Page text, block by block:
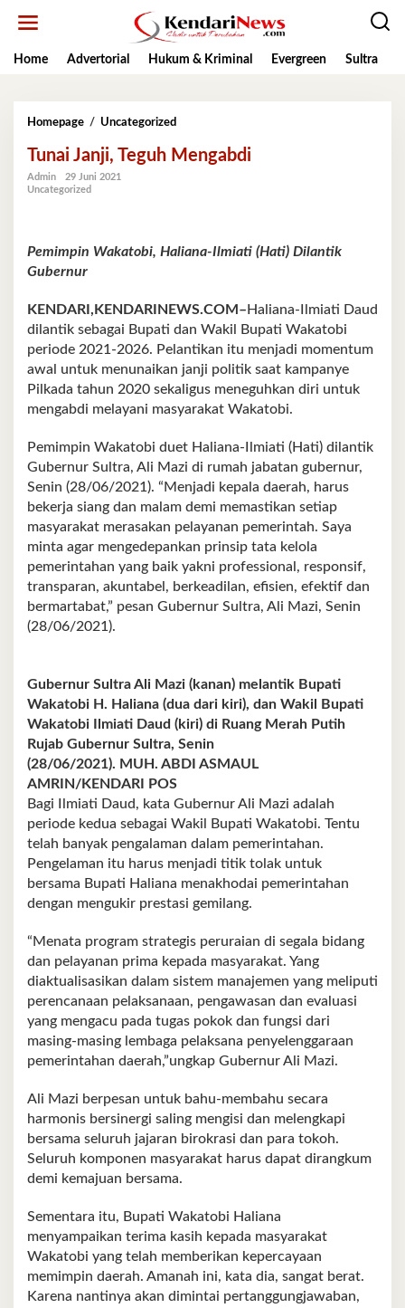
Home
Advertorial Hukum & Kriminal Evergreen Sultra
Homepage / Uncategorized
Teguh
Tunai Janji, Teguh Mengabdi
Admin
29 Juni 2021
Uncategorized
Pemimpin Wakatobi, Haliana-Ilmiati (Hati) Dilantik
Gubernur
KENDARI,KENDARINEWS.COM– Haliana-Ilmiati Daud
dilantik sebagai Bupati dan Wakil Bupati Wakatobi
periode 2021-2026. Pelantikan itu menjadi momentum
awal untuk menunaikan janji politik saat kampanye
Pilkada tahun 2020 sekaligus meneguhkan diri untuk
mengabdi melayani masyarakat Wakatobi.
Pemimpin Wakatobi duet Haliana-Ilmiati (Hati) dilantik
Gubernur Sultra, Ali Mazi di rumah jabatan gubernur,
Senin (28/06/2021). “Menjadi kepala daerah, harus
bekerja siang dan malam demi memastikan setiap
masyarakat merasakan pelayanan pemerintah. Saya
minta agar mengedepankan prinsip tata kelola
pemerintahan yang baik yakni professional, responsif,
transparan, akuntabel, berkeadilan, efisien, efektif dan
bermartabat,” pesan Gubernur Sultra, Ali Mazi, Senin
(28/06/2021).
Gubernur Sultra Ali Mazi (kanan) melantik Bupati
Wakatobi H. Haliana (dua dari kiri), dan Wakil Bupati
Wakatobi Ilmiati Daud (kiri) di Ruang Merah Putih
Rujab Gubernur Sultra, Senin
(28/06/2021). MUH. ABDI ASMAUL
AMRIN/KENDARI POS
Bagi Ilmiati Daud, kata Gubernur Ali Mazi adalah
periode kedua sebagai Wakil Bupati Wakatobi. Tentu
telah banyak pengalaman dalam pemerintahan.
Pengelaman itu harus menjadi titik tolak untuk
bersama Bupati Haliana menakhodai pemerintahan
dengan mengukir prestasi gemilang.
“Menata program strategis peruraian di segala bidang
dan pelayanan prima kepada masyarakat. Yang
diaktualisasikan dalam sistem manajemen yang meliputi
perencanaan pelaksanaan, pengawasan dan evaluasi
yang mengacu pada tugas pokok dan fungsi dari
masing-masing lembaga pelaksana penyelenggaraan
pemerintahan daerah,”ungkap Gubernur Ali Mazi.
Ali Mazi berpesan untuk bahu-membahu secara
harmonis bersinergi saling mengisi dan melengkapi
bersama seluruh jajaran birokrasi dan para tokoh.
Seluruh komponen masyarakat harus dapat dirangkum
demi kemajuan bersama.
Sementara itu, Bupati Wakatobi Haliana
menyampaikan terima kasih kepada masyarakat
Wakatobi yang telah memberikan kepercayaan
memimpin daerah. Amanah ini, kata dia, sangat berat.
Karena nantinya akan dimintai pertanggungjawaban,